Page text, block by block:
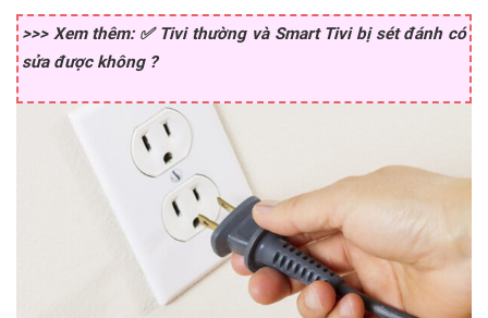
>>> Xem thêm: ✅ Tivi thường và Smart Tivi bị sét đánh có
sửa được không ?